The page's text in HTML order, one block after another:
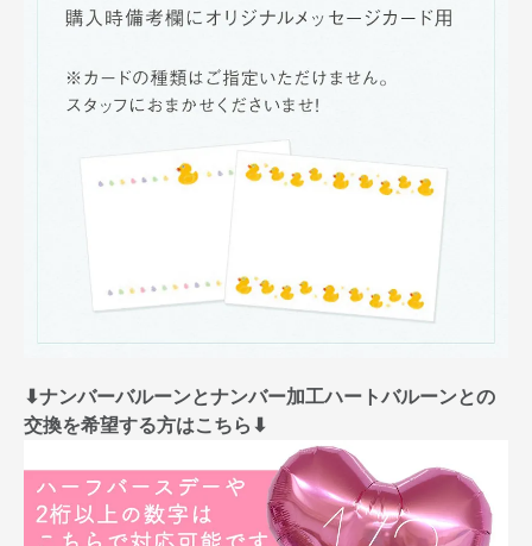
⬇︎ナンバーバルーンとナンバー加工ハートバルーンとの
交換を希望する方はこちら⬇︎